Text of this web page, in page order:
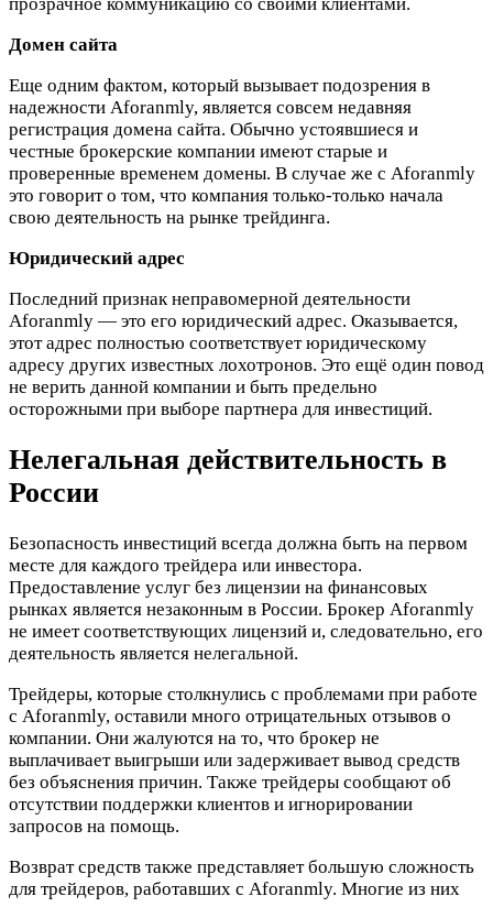
Домен сайта
Еще одним фактом, который вызывает подозрения в
надежности Aforanmly, является совсем недавняя
регистрация домена сайта. Обычно устоявшиеся и
честные брокерские компании имеют старые и
проверенные временем домены. В случае же с Aforanmly
это говорит о том, что компания только-только начала
свою деятельность на рынке трейдинга.
Юридический адрес
Последний признак неправомерной деятельности
Aforanmly — это его юридический адрес. Оказывается,
этот адрес полностью соответствует юридическому
адресу других известных лохотронов. Это ещё один повод
не верить данной компании и быть предельно
осторожными при выборе партнера для инвестиций.
Нелегальная действительность в
России
Безопасность инвестиций всегда должна быть на первом
месте для каждого трейдера или инвестора.
Предоставление услуг без лицензии на финансовых
рынках является незаконным в России. Брокер Aforanmly
не имеет соответствующих лицензий и, следовательно, его
деятельность является нелегальной.
Трейдеры, которые столкнулись с проблемами при работе
с Aforanmly, оставили много отрицательных отзывов о
компании. Они жалуются на то, что брокер не
выплачивает выигрыши или задерживает вывод средств
без объяснения причин. Также трейдеры сообщают об
отсутствии поддержки клиентов и игнорировании
запросов на помощь.
Возврат средств также представляет большую сложность
для трейдеров, работавших с Aforanmly. Многие из них